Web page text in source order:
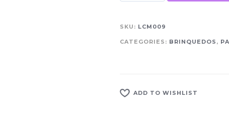
SKU: LCM009
CATEGORIES: BRINQUEDOS ,
ADD TO WISHLIST